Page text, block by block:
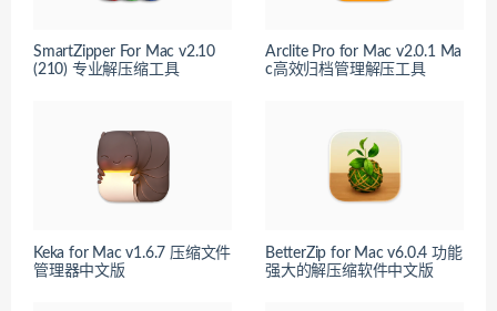
SmartZipper For Mac v2.10
(210) 专业解压缩工具
Arclite Pro for Mac v2.0.1 Ma
c高效归档管理解压工具
Keka for Mac v1.6.7 压缩文件
管理器中文版
BetterZip for Mac v6.0.4 功能
强大的解压缩软件中文版